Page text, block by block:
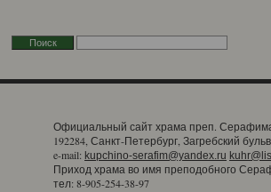
Официальный сайт храма преп.
192284, Санкт-Петербург, Загребский
e-mail: kupchino-serafim@yandex.ru
Приход храма во имя преподобного
тел: 8-905-254-38-97